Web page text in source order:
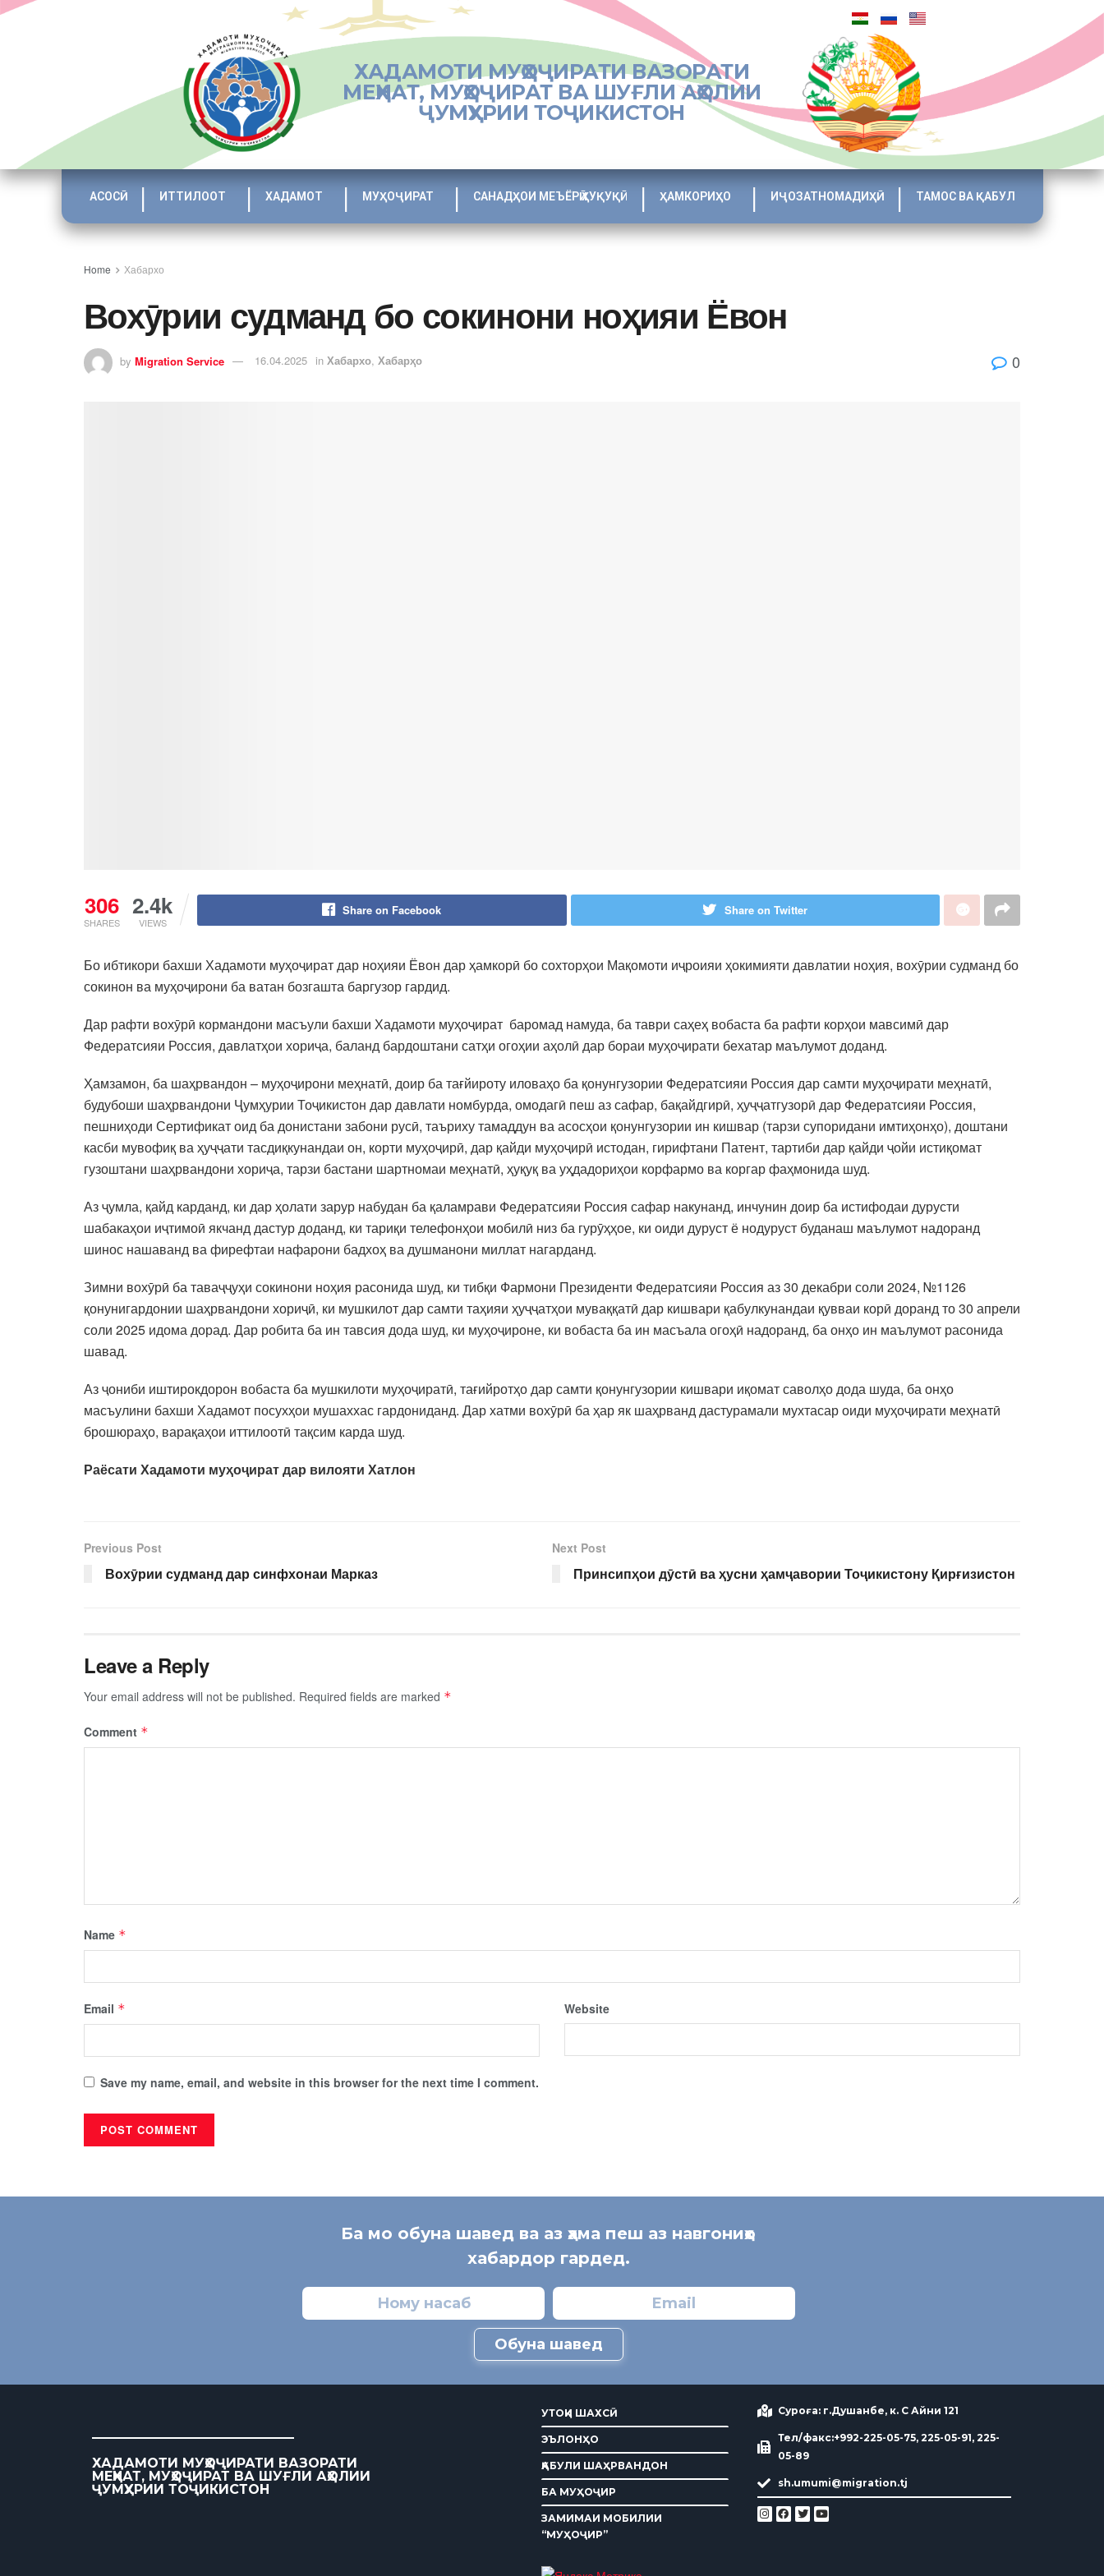
ХАДАМОТИ МУҲОҶИРАТИ ВАЗОРАТИ
МЕҲНАТ, МУҲОҶИРАТ ВА ШУҒЛИ АҲОЛИИ
ҶУМҲУРИИ ТОҶИКИСТОН
АСОСӢ ИТТИЛООТ ХАДАМОТ МУҲОҶИРАТ САНАДҲОИ МЕЪЁРӢ ҲУҚУҚӢ ҲАМКОРИҲО ИҶОЗАТНОМАДИҲӢ ТАМОС ВА ҚАБУЛ
Home Хабархо
Вохӯрии судманд бо сокинони ноҳияи Ёвон
by Migration Service 16.04.2025 in Хабархо, Хабарҳо 0
306
SHARES
2.4k
VIEWS
Share on Facebook Share on Twitter
Бо ибтикори бахши Хадамоти муҳоҷират дар ноҳияи Ёвон дар ҳамкорӣ бо сохторҳои Мақомоти иҷроияи ҳокимияти давлатии ноҳия, вохӯрии судманд бо
сокинон ва муҳоҷирони ба ватан бозгашта баргузор гардид.
Дар рафти вохӯрӣ кормандони масъули бахши Хадамоти муҳоҷират баромад намуда, ба таври саҳеҳ вобаста ба рафти корҳои мавсимӣ дар
Федератсияи Россия, давлатҳои хориҷа, баланд бардоштани сатҳи огоҳии аҳолӣ дар бораи муҳоҷирати бехатар маълумот доданд.
Ҳамзамон, ба шаҳрвандон – муҳоҷирони меҳнатӣ, доир ба тағйироту иловаҳо ба қонунгузории Федератсияи Россия дар самти муҳоҷирати меҳнатӣ,
будубоши шаҳрвандони Ҷумҳурии Тоҷикистон дар давлати номбурда, омодагӣ пеш аз сафар, бақайдгирӣ, ҳуҷҷатгузорӣ дар Федератсияи Россия,
пешниҳоди Сертификат оид ба донистани забони русӣ, таъриху тамаддун ва асосҳои қонунгузории ин кишвар (тарзи супоридани имтиҳонҳо), доштани
касби мувофиқ ва ҳуҷҷати тасдиқкунандаи он, корти муҳоҷирӣ, дар қайди муҳоҷирӣ истодан, гирифтани Патент, тартиби дар қайди ҷойи истиқомат
гузоштани шаҳрвандони хориҷа, тарзи бастани шартномаи меҳнатӣ, ҳуқуқ ва уҳдадориҳои корфармо ва коргар фаҳмонида шуд.
Аз ҷумла, қайд карданд, ки дар ҳолати зарур набудан ба қаламрави Федератсияи Россия сафар накунанд, инчунин доир ба истифодаи дурусти
шабакаҳои иҷтимоӣ якчанд дастур доданд, ки тариқи телефонҳои мобилӣ низ ба гурӯҳҳое, ки оиди дуруст ё нодуруст буданаш маълумот надоранд
шинос нашаванд ва фирефтаи нафарони бадхоҳ ва душманони миллат нагарданд.
Зимни вохӯрӣ ба таваҷҷуҳи сокинони ноҳия расонида шуд, ки тибқи Фармони Президенти Федератсияи Россия аз 30 декабри соли 2024, №1126
қонунигардонии шаҳрвандони хориҷӣ, ки мушкилот дар самти таҳияи ҳуҷҷатҳои муваққатӣ дар кишвари қабулкунандаи қувваи корӣ доранд то 30 апрели
соли 2025 идома дорад. Дар робита ба ин тавсия дода шуд, ки муҳоҷироне, ки вобаста ба ин масъала огоҳӣ надоранд, ба онҳо ин маълумот расонида
шавад.
Аз ҷониби иштирокдорон вобаста ба мушкилоти муҳоҷиратӣ, тағийротҳо дар самти қонунгузории кишвари иқомат саволҳо дода шуда, ба онҳо
масъулини бахши Хадамот посухҳои мушаххас гардониданд. Дар хатми вохӯрӣ ба ҳар як шаҳрванд дастурамали мухтасар оиди муҳоҷирати меҳнатӣ
брошюраҳо, варақаҳои иттилоотӣ тақсим карда шуд.
Раёсати Хадамоти муҳоҷират дар вилояти Хатлон
Previous Post
Вохӯрии судманд дар синфхонаи Марказ
Next Post
Принсипҳои дӯстӣ ва ҳусни ҳамҷавории Тоҷикистону Қирғизистон
Leave a Reply
Your email address will not be published. Required fields are marked *
Comment *
Name *
Email * Website
Save my name, email, and website in this browser for the next time I comment.
Ба мо обуна шавед ва аз ҳама пеш аз навгониҳо
хабардор гардед.
Обуна шавед
ХАДАМОТИ МУҲОҶИРАТИ ВАЗОРАТИ
МЕҲНАТ, МУҲОҶИРАТ ВА ШУҒЛИ АҲОЛИИ
ҶУМҲУРИИ ТОҶИКИСТОН
УТОҚИ ШАХСӢ
ЭЪЛОНҲО
ҚАБУЛИ ШАҲРВАНДОН
БА МУҲОҶИР
ЗАМИМАИ МОБИЛИИ
“МУҲОҶИР”
Суроға: г.Душанбе, к. С Айни 121
Тел/факс:+992-225-05-75, 225-05-91, 225-
05-89
sh.umumi@migration.tj